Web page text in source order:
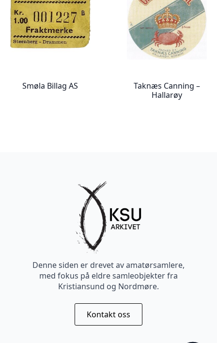
Smøla Billag AS
Taknæs Canning –
Hallarøy
Denne siden er drevet av amatørsamlere,
med fokus på eldre samleobjekter fra
Kristiansund og Nordmøre.
Kontakt oss